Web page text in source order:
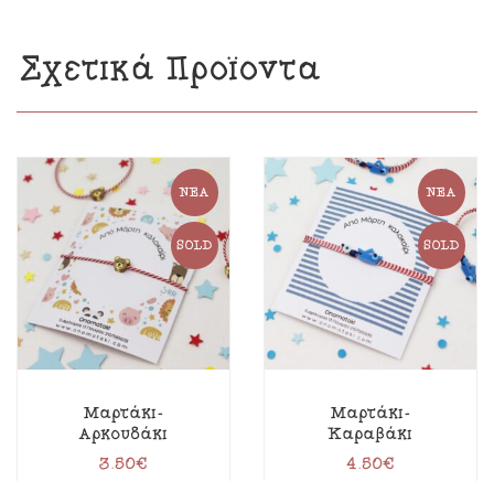
Σχετικά Προϊόντα
ΝΈΑ
SOLD
Μαρτάκι-
Αρκουδάκι
3.50€
ΝΈΑ
SOLD
Μαρτάκι-
Καραβάκι
4.50€